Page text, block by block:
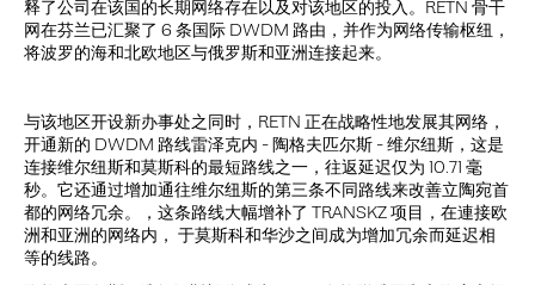
释了公司在该国的长期网络存在以及对该地区的投入。RETN 骨干
网在芬兰已汇聚了 6 条国际 DWDM 路由，并作为网络传输枢纽，
将波罗的海和北欧地区与俄罗斯和亚洲连接起来。
与该地区开设新办事处之同时，RETN 正在战略性地发展其网络，
开通新的 DWDM 路线雷泽克内 - 陶格夫匹尔斯 - 维尔纽斯，这是
连接维尔纽斯和莫斯科的最短路线之一，往返延迟仅为 10.71 毫
秒。它还通过增加通往维尔纽斯的第三条不同路线来改善立陶宛首
都的网络冗余。，这条路线大幅增补了 TRANSKZ 项目，在連接欧
洲和亚洲的网络内， 于莫斯科和华沙之间成为增加冗余而延迟相
等的线路。